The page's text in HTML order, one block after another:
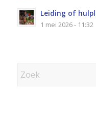
Leiding of
1 mei 2026 - 11:32